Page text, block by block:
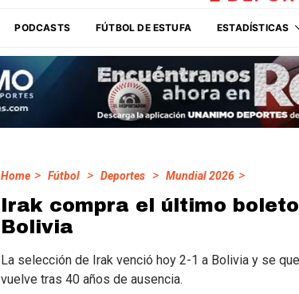
PODCASTS FÚTBOL DE ESTUFA ESTADÍSTICAS
Home > Fútbol > Deportes > Mundial 2026 >
Irak compra el último
Bolivia
La selección de Irak venció hoy 2-1 a Bolivia y se
vuelve tras 40 años de ausencia.